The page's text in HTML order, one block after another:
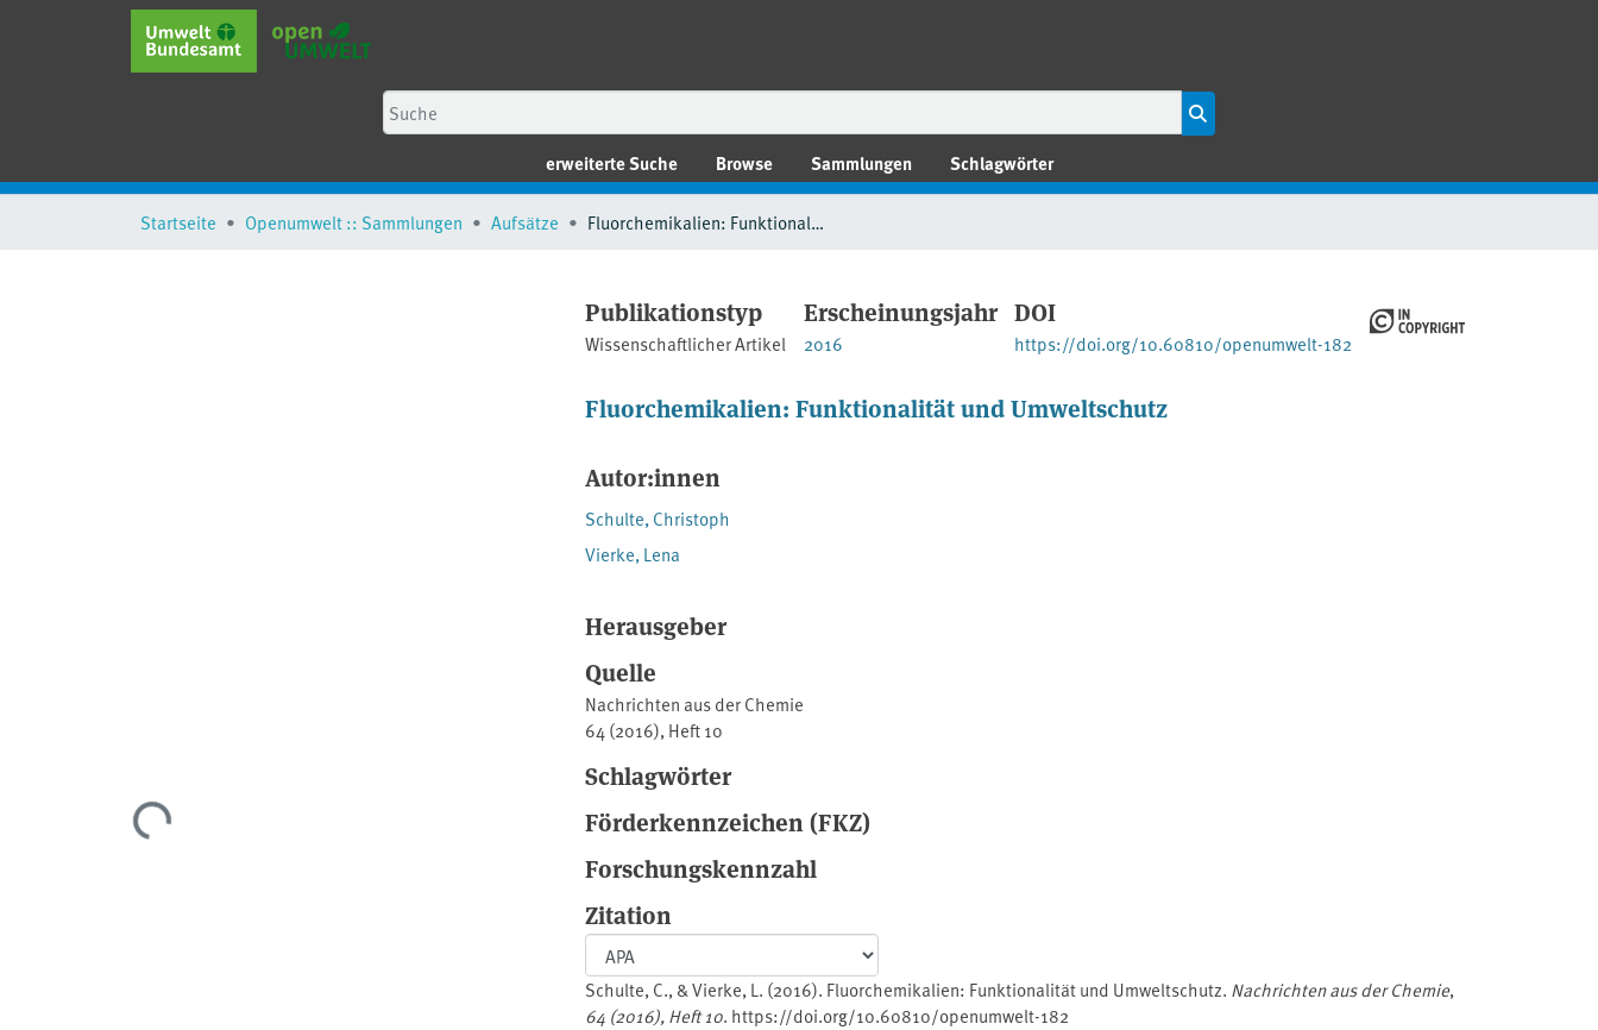
erweiterte Suche Browse Sammlungen Schlagwörter
Startseite Openumwelt :: Sammlungen Aufsätze Fluorchemikalien: Funktionalität und Umweltschutz
Lade...
Publikationstyp
Wissenschaftlicher Artikel
Erscheinungsjahr
2016
DOI
https://doi.org/10.60810/openumwelt-182
Fluorchemikalien: Funktionalität und Umweltschutz
Autor:innen
Schulte, Christoph
Vierke, Lena
Herausgeber
Quelle
Nachrichten aus der Chemie
64 (2016), Heft 10
Schlagwörter
Förderkennzeichen (FKZ)
Forschungskennzahl
Zitation
Schulte, C., & Vierke, L. (2016). Fluorchemikalien: Funktionalität und Umweltschutz. Nachrichten aus der Chemie,
64 (2016), Heft 10. https://doi.org/10.60810/openumwelt-182